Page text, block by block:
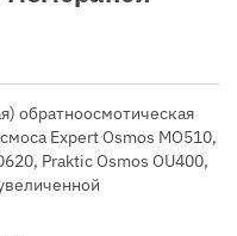
обратноосмотическая
Expert Osmos MO510,
Praktic Osmos OU400,